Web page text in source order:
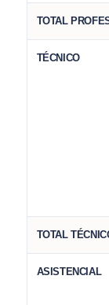
TOTAL
TÉCNICO
TOTAL
ASISTENCIAL